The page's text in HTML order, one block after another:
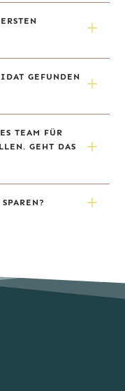
GEFUNDEN
TEAM FÜR
GEHT DAS